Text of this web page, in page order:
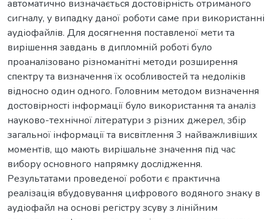
автоматично визначається достовірність отриманого
сигналу, у випадку даної роботи саме при використанні
аудіофайлів. Для досягнення поставленої мети та
вирішення завдань в дипломній роботі було
проаналізовано різноманітні методи розширення
спектру та визначення їх особливостей та недоліків
відносно один одного. Головним методом визначення
достовірності інформації було використання та аналіз
науково-технічної літератури з різних джерел, збір
загальної інформації та висвітлення 3 найважливіших
моментів, що мають вирішальне значення під час
вибору основного напрямку дослідження.
Результатами проведеної роботи є практична
реалізація вбудовування цифрового водяного знаку в
аудіофайл на основі регістру зсуву з лінійним